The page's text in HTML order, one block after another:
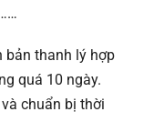
bản thanh lý hợp
quá 10 ngày.
chuẩn bị thời